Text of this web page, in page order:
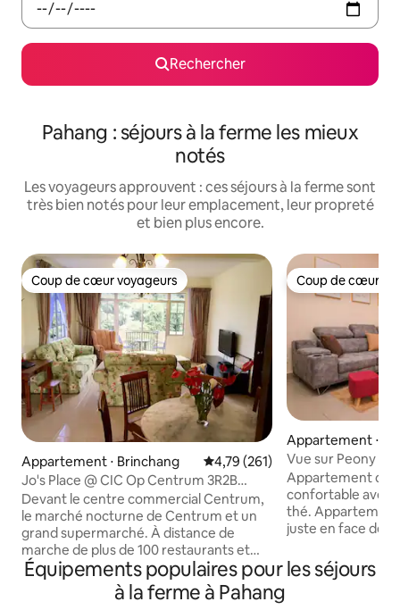
Rechercher
Pahang : séjours à la ferme les mieux
notés
Les voyageurs approuvent : ces séjours à la ferme sont
très bien notés pour leur emplacement, leur propreté
et bien plus encore.
Coup de cœur voyageurs
Coup de cœur voyageurs
Appartement ⋅ Brinchang Évaluation moyenne sur la
4,79 (261)
Jo's Place @ CIC Op Centrum 3R2B
10 places Coway + décodeur TV
Devant le centre commercial Centrum,
le marché nocturne de Centrum et un
grand supermarché. À distance de
marche de plus de 100 restaurants et
établissements de restauration rapide.
Au deuxième étage le plus haut, avec
vue sur la verdure. Purificateur d'eau
Coup de cœur
Coup de cœur
Appartement ⋅
Vue sur Peony
Appartement de
confortable avec
thé. Appartement
juste en face de
visiteurs arrivant
depuis Simpang
Équipements populaires pour les séjours
à la ferme à Pahang